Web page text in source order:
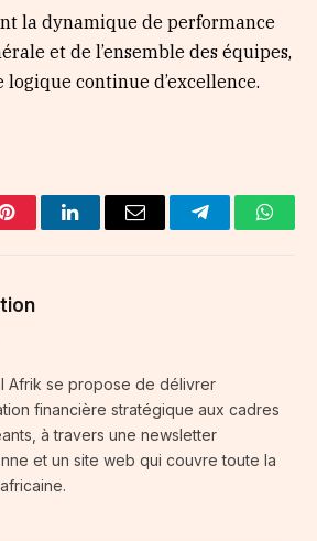
la dynamique de performance
et de l’ensemble des équipes,
logique continue d’excellence.
PinterestLinkedInEmail Telegram
Afrik se propose de délivrer
financière stratégique aux cadres
à travers une newsletter
et un site web qui couvre toute la